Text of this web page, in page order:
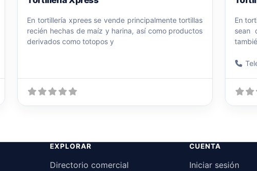
En tortillería xprees se vende principalmente tortillas
recién hechas de maíz y harina, así como productos
derivados como totopos y
En
sean
EXPLORAR
Directorio comercial
CUENTA
Iniciar sesión